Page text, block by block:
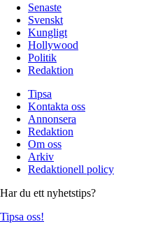
Senaste
Svenskt
Kungligt
Hollywood
Politik
Redaktion
Tipsa
Kontakta oss
Annonsera
Redaktion
Om oss
Arkiv
Redaktionell policy
Har du ett nyhetstips?
Tipsa oss!